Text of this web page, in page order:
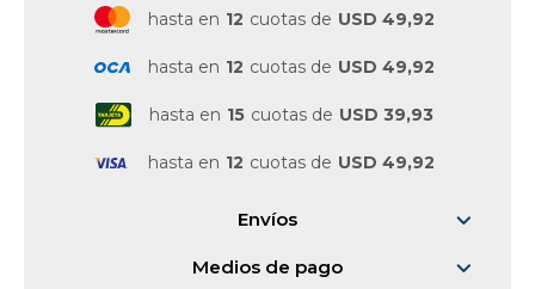
hasta en 12 cuotas de USD 49,92
hasta en 12 cuotas de USD 49,92
hasta en 15 cuotas de USD 39,93
hasta en 12 cuotas de USD 49,92
Envíos
Medios de pago